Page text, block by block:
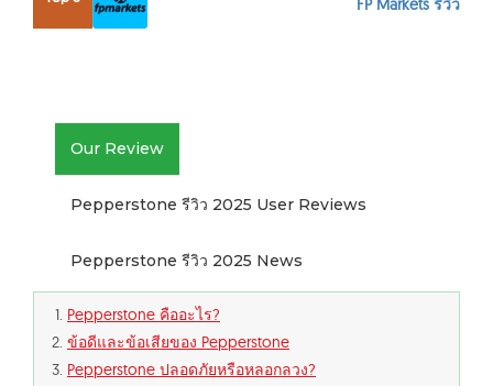
FP Markets รีวิว
Our Review
Pepperstone รีวิว 2025 User Reviews
Pepperstone รีวิว 2025 News
Pepperstone คืออะไร?
ข้อดีและข้อเสียของ Pepperstone
Pepperstone ปลอดภัยหรือหลอกลวง?